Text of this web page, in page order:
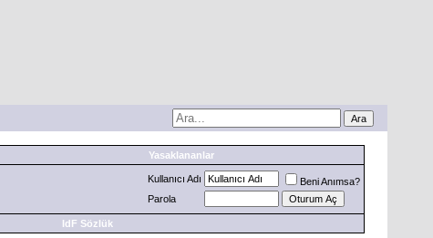
Yasaklananlar
Kullanıcı Adı
Beni Anımsa?
Parola
IdF Sözlük